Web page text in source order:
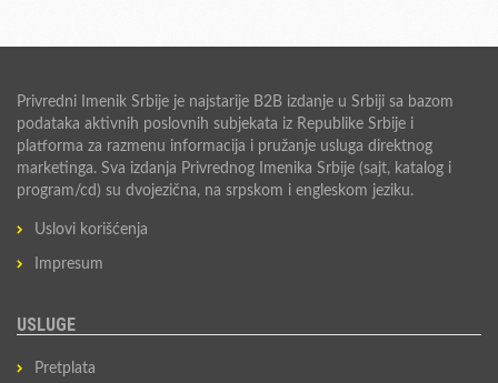
Privredni Imenik Srbije je najstarije B2B izdanje u Srbiji sa bazom
podataka aktivnih poslovnih subjekata iz Republike Srbije i
platforma za razmenu informacija i pružanje usluga direktnog
marketinga. Sva izdanja Privrednog Imenika Srbije (sajt, katalog i
program/cd) su dvojezična, na srpskom i engleskom jeziku.
Uslovi korišćenja
Impresum
USLUGE
Pretplata